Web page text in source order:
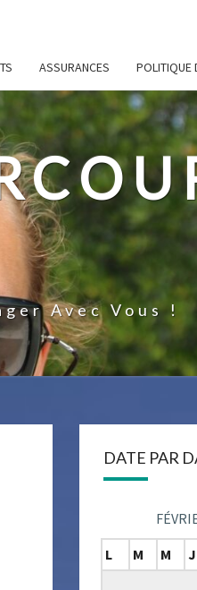
ASSURANCES POLITIQUE
Avec Vous !
DATE PAR
L
M M J